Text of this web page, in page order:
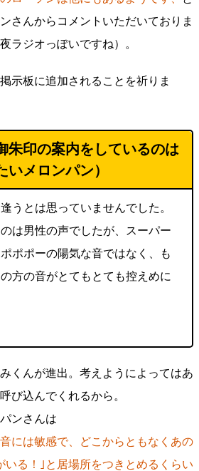
さんからコメントいただいておりま
ラジオっぽいですね）。
示板に追加されることを祈りま
朱印の案内をしているのは
いメロンパン）
うとは思っていませんでした。
は男性の声でしたが、スーパー
ポポーの陽気な音ではなく、も
方の音がとてもとても控えめに
くんが進出。考えようによってはあ
び込んでくれるから。
ンさんは
には敏感で、どこからともなくあの
いる！｣と居場所をつきとめるくらい